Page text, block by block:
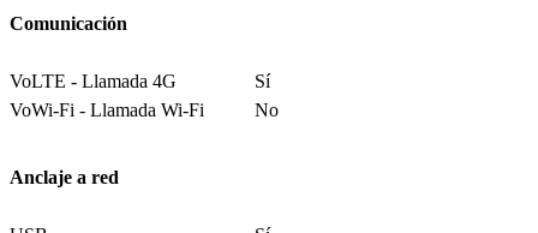
Comunicación
VoLTE - Llamada 4G
Sí
VoWi-Fi - Llamada Wi-Fi
No
Anclaje a red